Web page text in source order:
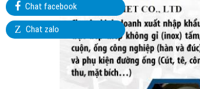
Chat facebook
Z Chat zalo